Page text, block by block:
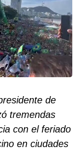
de
tremendas
con el feriado
en ciudades